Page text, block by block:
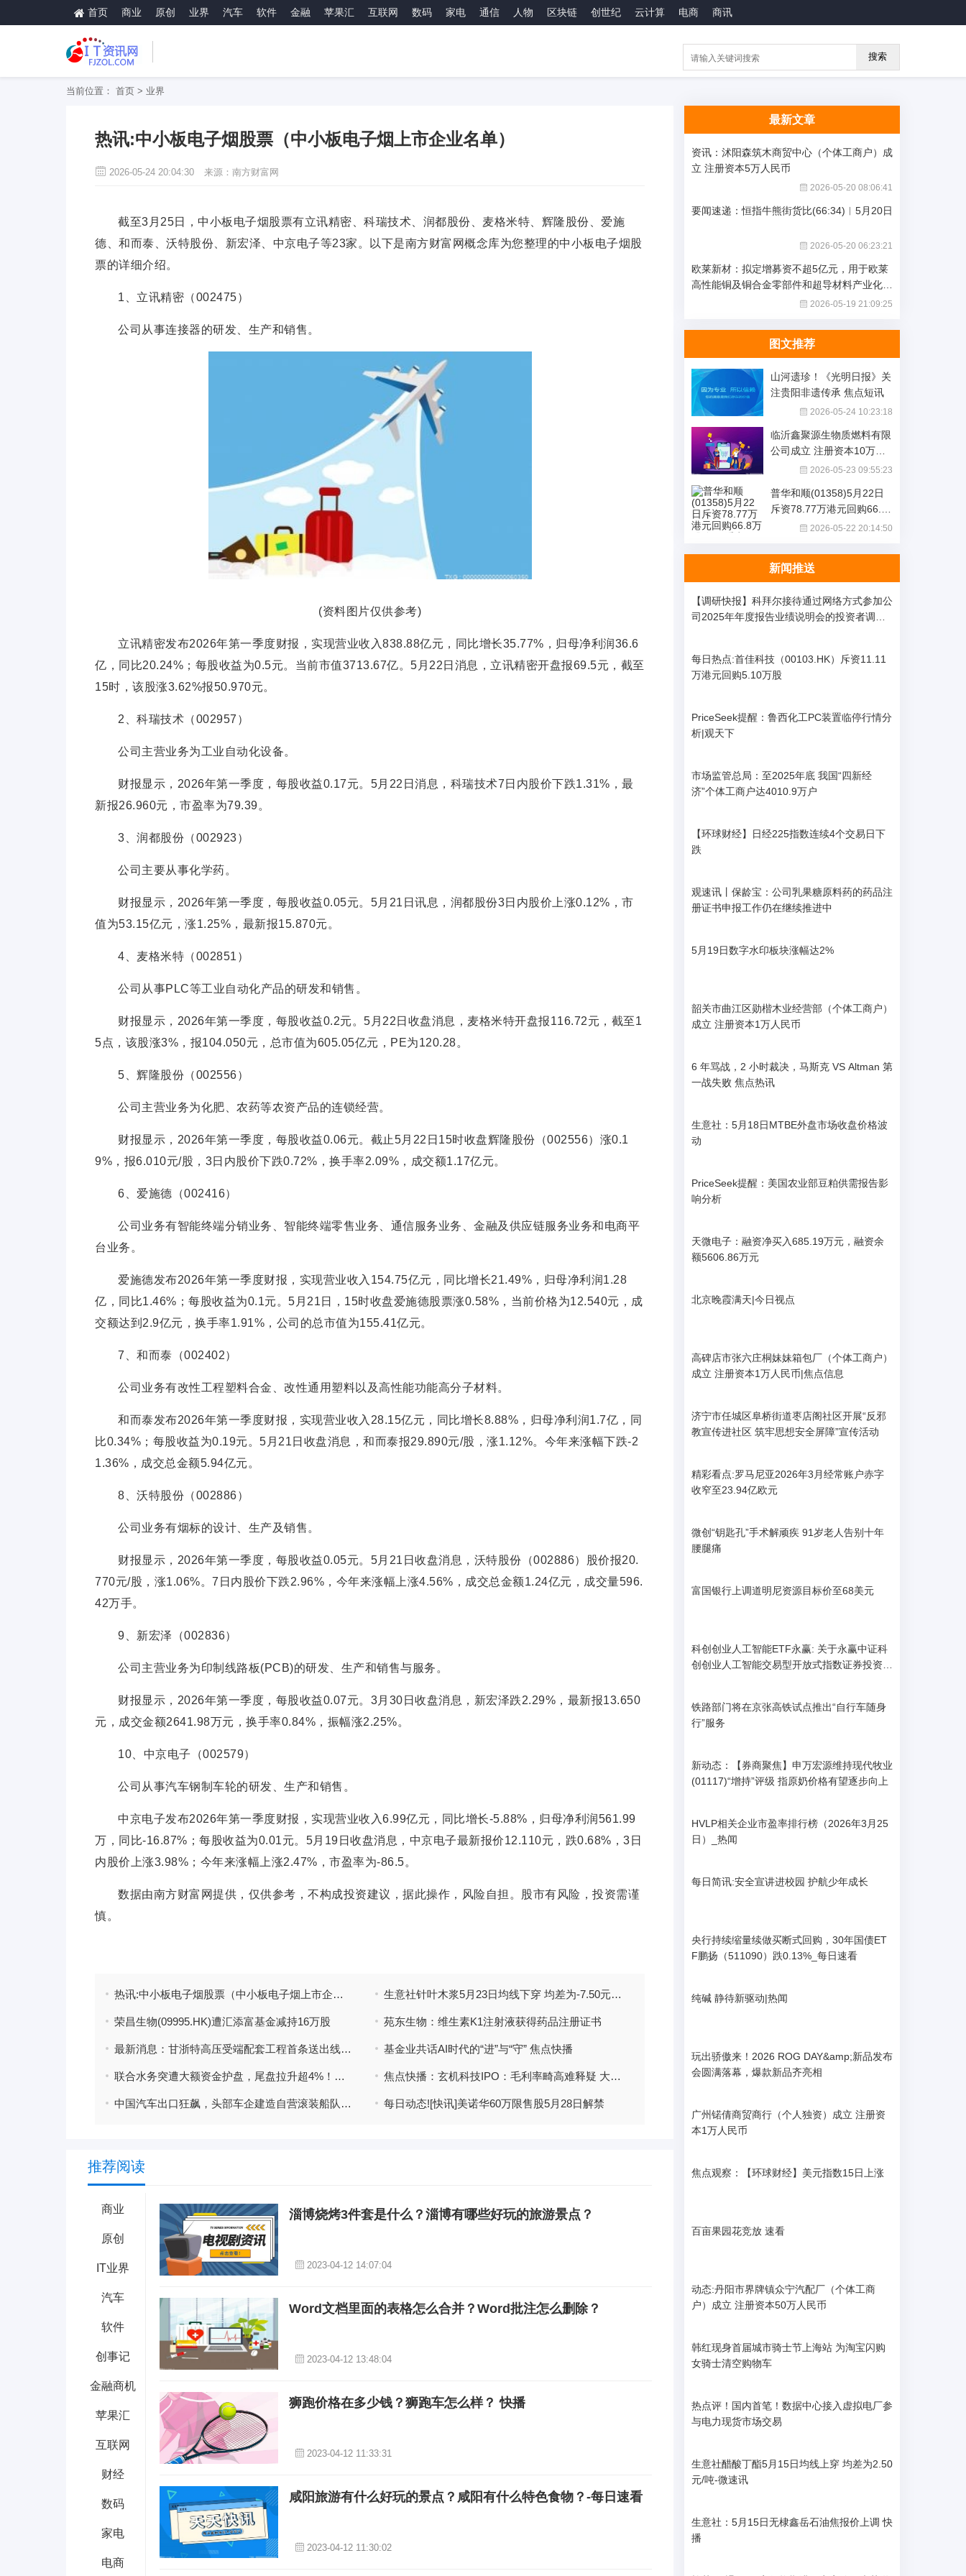
首页 商业 原创 业界 汽车 软件 金融 苹果汇 互联网 数码 家电 通信 人物 区块链 创世纪 云计算 电商 商讯
搜索
当前位置： 首页 > 业界
热讯:中小板电子烟股票（中小板电子烟上市企业名单）
2026-05-24 20:04:30 来源：南方财富网
截至3月25日，中小板电子烟股票有立讯精密、科瑞技术、润都股份、麦格米特、辉隆股份、爱施
德、和而泰、沃特股份、新宏泽、中京电子等23家。以下是南方财富网概念库为您整理的中小板电子烟股
票的详细介绍。
1、立讯精密（002475）
公司从事连接器的研发、生产和销售。
(资料图片仅供参考)
立讯精密发布2026年第一季度财报，实现营业收入838.88亿元，同比增长35.77%，归母净利润36.6
亿，同比20.24%；每股收益为0.5元。当前市值3713.67亿。5月22日消息，立讯精密开盘报69.5元，截至
15时，该股涨3.62%报50.970元。
2、科瑞技术（002957）
公司主营业务为工业自动化设备。
财报显示，2026年第一季度，每股收益0.17元。5月22日消息，科瑞技术7日内股价下跌1.31%，最
新报26.960元，市盈率为79.39。
3、润都股份（002923）
公司主要从事化学药。
财报显示，2026年第一季度，每股收益0.05元。5月21日讯息，润都股份3日内股价上涨0.12%，市
值为53.15亿元，涨1.25%，最新报15.870元。
4、麦格米特（002851）
公司从事PLC等工业自动化产品的研发和销售。
财报显示，2026年第一季度，每股收益0.2元。5月22日收盘消息，麦格米特开盘报116.72元，截至1
5点，该股涨3%，报104.050元，总市值为605.05亿元，PE为120.28。
5、辉隆股份（002556）
公司主营业务为化肥、农药等农资产品的连锁经营。
财报显示，2026年第一季度，每股收益0.06元。截止5月22日15时收盘辉隆股份（002556）涨0.1
9%，报6.010元/股，3日内股价下跌0.72%，换手率2.09%，成交额1.17亿元。
6、爱施德（002416）
公司业务有智能终端分销业务、智能终端零售业务、通信服务业务、金融及供应链服务业务和电商平
台业务。
爱施德发布2026年第一季度财报，实现营业收入154.75亿元，同比增长21.49%，归母净利润1.28
亿，同比1.46%；每股收益为0.1元。5月21日，15时收盘爱施德股票涨0.58%，当前价格为12.540元，成
交额达到2.9亿元，换手率1.91%，公司的总市值为155.41亿元。
7、和而泰（002402）
公司业务有改性工程塑料合金、改性通用塑料以及高性能功能高分子材料。
和而泰发布2026年第一季度财报，实现营业收入28.15亿元，同比增长8.88%，归母净利润1.7亿，同
比0.34%；每股收益为0.19元。5月21日收盘消息，和而泰报29.890元/股，涨1.12%。今年来涨幅下跌-2
1.36%，成交总金额5.94亿元。
8、沃特股份（002886）
公司业务有烟标的设计、生产及销售。
财报显示，2026年第一季度，每股收益0.05元。5月21日收盘消息，沃特股份（002886）股价报20.
770元/股，涨1.06%。7日内股价下跌2.96%，今年来涨幅上涨4.56%，成交总金额1.24亿元，成交量596.
42万手。
9、新宏泽（002836）
公司主营业务为印制线路板(PCB)的研发、生产和销售与服务。
财报显示，2026年第一季度，每股收益0.07元。3月30日收盘消息，新宏泽跌2.29%，最新报13.650
元，成交金额2641.98万元，换手率0.84%，振幅涨2.25%。
10、中京电子（002579）
公司从事汽车钢制车轮的研发、生产和销售。
中京电子发布2026年第一季度财报，实现营业收入6.99亿元，同比增长-5.88%，归母净利润561.99
万，同比-16.87%；每股收益为0.01元。5月19日收盘消息，中京电子最新报价12.110元，跌0.68%，3日
内股价上涨3.98%；今年来涨幅上涨2.47%，市盈率为-86.5。
数据由南方财富网提供，仅供参考，不构成投资建议，据此操作，风险自担。股市有风险，投资需谨
慎。
热讯:中小板电子烟股票（中小板电子烟上市企业名单） 生意社针叶木浆5月23日均线下穿 均差为-7.50元/吨 即时看
荣昌生物(09995.HK)遭汇添富基金减持16万股 苑东生物：维生素K1注射液获得药品注册证书
最新消息：甘浙特高压受端配套工程首条送出线路贯通 基金业共话AI时代的“进”与“守” 焦点快播
联合水务突遭大额资金护盘，尾盘拉升超4%！公司控股股东拟2.58亿元转让6%股份，受让方系上海交大背景私募 焦点快播：玄机科技IPO：毛利率畸高难释疑 大客户依赖拷问经营独立性与可持续性
中国汽车出口狂飙，头部车企建造自营滚装船队，自由现金流ETF华夏（159201）广泛覆盖汽车，交通运输等行业 每日动态![快讯]美诺华60万限售股5月28日解禁
推荐阅读
商业
原创
IT业界
汽车
软件
创事记
金融商机
苹果汇
互联网
财经
数码
家电
电商
淄博烧烤3件套是什么？淄博有哪些好玩的旅游景点？
2023-04-12 14:07:04
Word文档里面的表格怎么合并？Word批注怎么删除？
2023-04-12 13:48:04
狮跑价格在多少钱？狮跑车怎么样？ 快播
2023-04-12 11:33:31
咸阳旅游有什么好玩的景点？咸阳有什么特色食物？-每日速看
2023-04-12 11:30:02
最新文章
资讯：沭阳森筑木商贸中心（个体工商户）成
立 注册资本5万人民币
2026-05-20 08:06:41
要闻速递：恒指牛熊街货比(66:34)︱5月20日
2026-05-20 06:23:21
欧莱新材：拟定增募资不超5亿元，用于欧莱
高性能铜及铜合金零部件和超导材料产业化项
2026-05-19 21:09:25
图文推荐
山河遗珍！《光明日报》关
注贵阳非遗传承 焦点短讯
2026-05-24 10:23:18
临沂鑫聚源生物质燃料有限
公司成立 注册资本10万人
2026-05-23 09:55:23
普华和顺(01358)5月22日
斥资78.77万港元回购66.8
万股|每日看点2026-05-22 20:14:50
新闻推送
【调研快报】科拜尔接待通过网络方式参加公
司2025年年度报告业绩说明会的投资者调研-
每日热点:首佳科技（00103.HK）斥资11.11
万港元回购5.10万股
PriceSeek提醒：鲁西化工PC装置临停行情分
析|观天下
市场监管总局：至2025年底 我国“四新经
济”个体工商户达4010.9万户
【环球财经】日经225指数连续4个交易日下
跌
观速讯丨保龄宝：公司乳果糖原料药的药品注
册证书申报工作仍在继续推进中
5月19日数字水印板块涨幅达2%
韶关市曲江区勋楷木业经营部（个体工商户）
成立 注册资本1万人民币
6 年骂战，2 小时裁决，马斯克 VS Altman 第
一战失败 焦点热讯
生意社：5月18日MTBE外盘市场收盘价格波
动
PriceSeek提醒：美国农业部豆粕供需报告影
响分析
天微电子：融资净买入685.19万元，融资余
额5606.86万元
北京晚霞满天|今日视点
高碑店市张六庄桐妹妹箱包厂（个体工商户）
成立 注册资本1万人民币|焦点信息
济宁市任城区阜桥街道枣店阁社区开展“反邪
教宣传进社区 筑牢思想安全屏障”宣传活动
精彩看点:罗马尼亚2026年3月经常账户赤字
收窄至23.94亿欧元
微创“钥匙孔”手术解顽疾 91岁老人告别十年
腰腿痛
富国银行上调道明尼资源目标价至68美元
科创创业人工智能ETF永赢: 关于永赢中证科
创创业人工智能交易型开放式指数证券投资基
铁路部门将在京张高铁试点推出“自行车随身
行”服务
新动态：【券商聚焦】申万宏源维持现代牧业
(01117)“增持”评级 指原奶价格有望逐步向上
HVLP相关企业市盈率排行榜（2026年3月25
日）_热闻
每日简讯:安全宣讲进校园 护航少年成长
央行持续缩量续做买断式回购，30年国债ET
F鹏扬（511090）跌0.13%_每日速看
纯碱 静待新驱动|热闻
玩出骄傲来！2026 ROG DAY&amp;新品发布
会圆满落幕，爆款新品齐亮相
广州锘倩商贸商行（个人独资）成立 注册资
本1万人民币
焦点观察：【环球财经】美元指数15日上涨
百亩果园花竞放 速看
动态:丹阳市界牌镇众宁汽配厂（个体工商
户）成立 注册资本50万人民币
韩红现身首届城市骑士节上海站 为淘宝闪购
女骑士清空购物车
热点评！国内首笔！数据中心接入虚拟电厂参
与电力现货市场交易
生意社醋酸丁酯5月15日均线上穿 均差为2.50
元/吨-微速讯
生意社：5月15日无棣鑫岳石油焦报价上调 快
播